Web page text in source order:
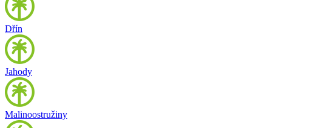
Dřín
Jahody
Malinoostružiny